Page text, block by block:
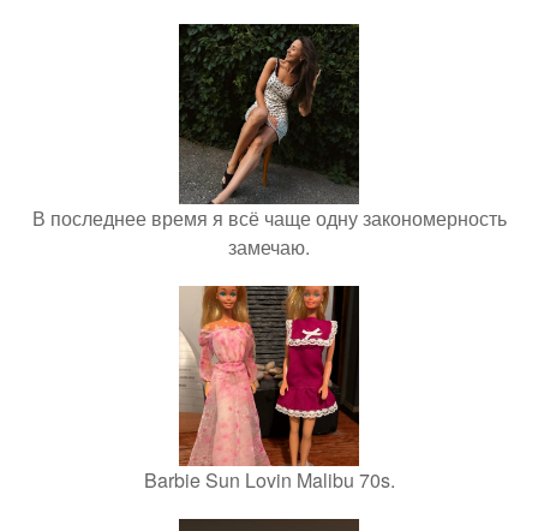
В последнее время я всё чаще одну закономерность
замечаю.
Barbie Sun Lovin Malibu 70s.